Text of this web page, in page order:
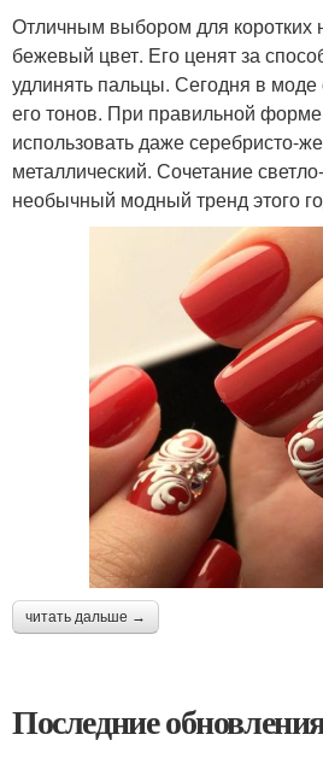
Отличным выбором для коротких
бежевый цвет. Его ценят за
удлинять пальцы. Сегодня в
его тонов. При правильной
использовать даже серебристо-
металлический. Сочетание
необычный модный тренд этого
читать дальше →
Последние